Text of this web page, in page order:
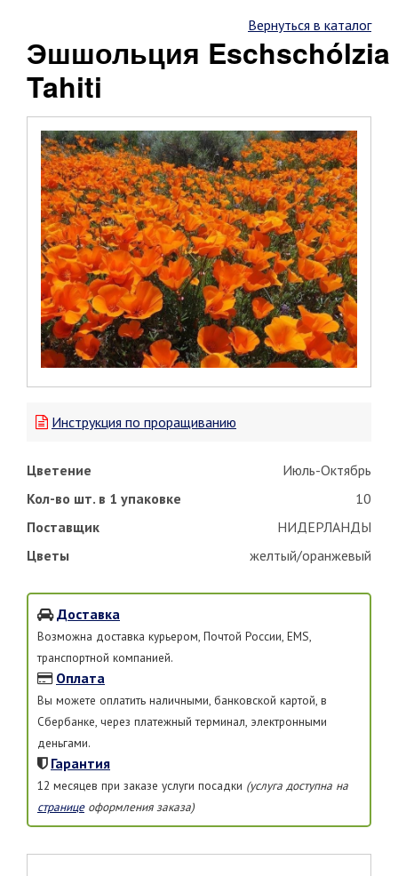
Вернуться в каталог
Эшшольция Eschschólzia
Tahiti
Инструкция по проращиванию
Цветение
Июль-Октябрь
Кол-во шт. в 1 упаковке
10
Поставщик
НИДЕРЛАНДЫ
Цветы
желтый/оранжевый
Доставка
Возможна доставка курьером, Почтой России, EMS,
транспортной компанией.
Оплата
Вы можете оплатить наличными, банковской картой, в
Сбербанке, через платежный терминал, электронными
деньгами.
Гарантия
12 месяцев при заказе услуги посадки (услуга доступна на
страницеоформления заказа)